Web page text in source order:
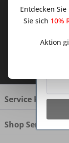
Sie
dem
Ich
Service Hotline
Shop Service
Entdecken
Sie sich 10%
Aktion